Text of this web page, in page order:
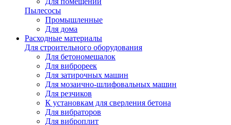
Пылесосы
Промышленные
Для дома
Расходные материалы
Для строительного оборудования
Для бетономешалок
Для виброреек
Для затирочных машин
Для мозаично-шлифовальных машин
Для резчиков
К установкам для сверления бетона
Для вибраторов
Для виброплит